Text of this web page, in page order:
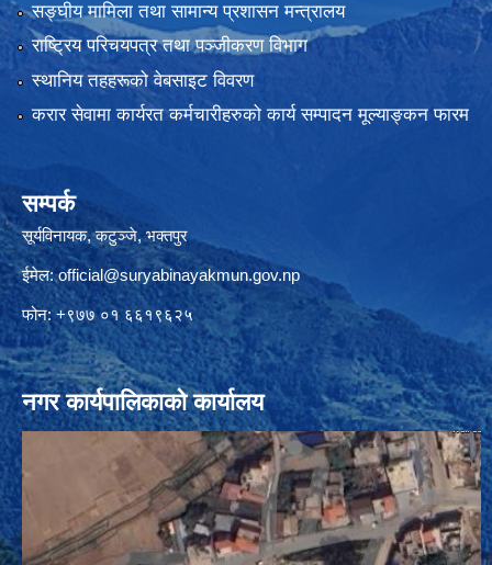
सङ्‍घीय मामिला तथा सामान्य प्रशासन मन्त्रालय
राष्ट्रिय परिचयपत्र तथा पञ्जीकरण विभाग
स्थानिय तहहरूको वेबसाइट विवरण
करार सेवामा कार्यरत कर्मचारीहरुको कार्य सम्पादन मूल्याङ्कन फारम
सम्पर्क
सूर्यविनायक, कटुञ्जे, भक्तपुर
ईमेल:official@suryabinayakmun.gov.np
फोन: +९७७ ०१ ६६१९६२५
नगर कार्यपालिकाको कार्यालय